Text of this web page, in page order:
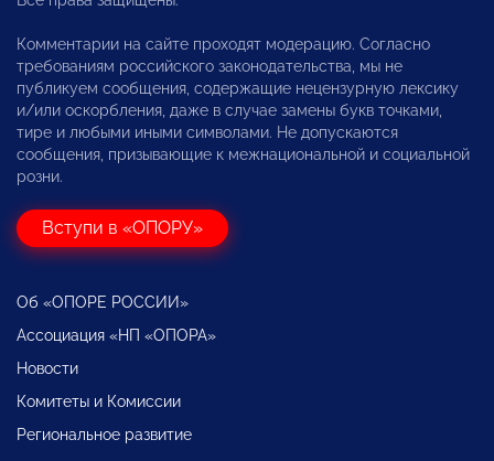
Комментарии на сайте проходят модерацию. Согласно
требованиям российского законодательства, мы не
публикуем сообщения, содержащие нецензурную лексику
и/или оскорбления, даже в случае замены букв точками,
тире и любыми иными символами. Не допускаются
сообщения, призывающие к межнациональной и социальной
розни.
Вступи в «ОПОРУ»
Об «ОПОРЕ РОССИИ»
Ассоциация «НП «ОПОРА»
Новости
Комитеты и Комиссии
Региональное развитие